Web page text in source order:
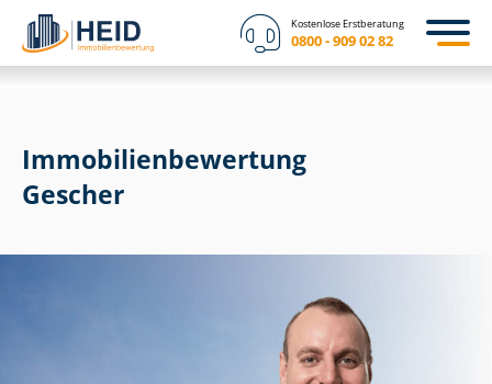
Kostenlose Erstberatung
0800 - 909 02 82
Immobilien­bewertung
Gescher